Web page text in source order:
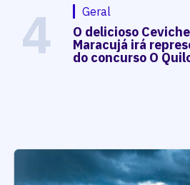
4 Geral
O delicioso
Maracujá irá
do concurso O